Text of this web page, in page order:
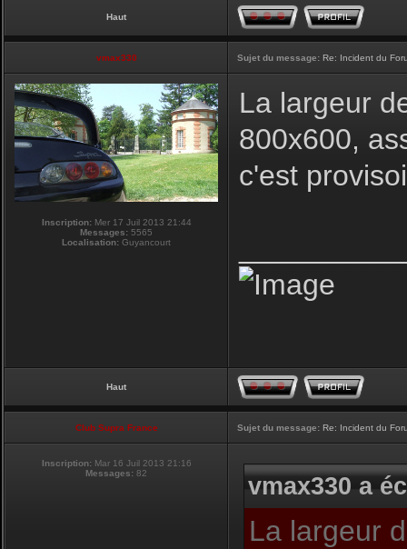
Haut
vmax330 Sujet du message: Re: Incident du
Inscription:Mer 17 Juil 2013 21:44
Messages: 5565
Localisation: Guyancourt
La largeur
800x600,
c'est
Haut
Club Supra France Sujet du message: Re: Incident du
Inscription: Mar 16 Juil 2013 21:16
Messages: 82 vmax330 a
La largeur